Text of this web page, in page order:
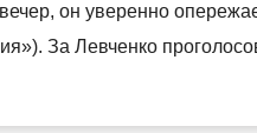
он уверенно
За Левченко